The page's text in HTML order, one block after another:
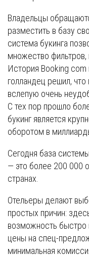
Владельцы
разместить в базу
система букинга
множество фильтров,
История Booking com
голландец решил,
вслепую очень
С тех пор прошло
букинг является
оборотом в
Сегодня база
— это более 200 000
странах.
Отельеры делают
простых причин:
возможность быстро
цены на спец-
минимальная